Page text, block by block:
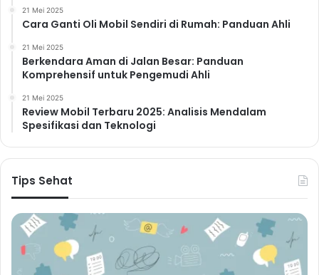
Istirahat yang Cukup
cukup selama bekerja. Berdiri dan berjalan-jalan
sebentar setiap jam untuk meredakan ketegangan otot
menerus duduk di depan komputer selama berjam-
jam.
Hobi dan Aktivitas
Luangkan waktu untuk melakukan hobi dan aktivitas
mengurangi stres dan meningkatkan suasana hati.
Carilah kegiatan yang dapat membantu Anda rileks
dan melepaskan penat setelah seharian bekerja keras.
21 Mei 2025
Cara Ganti Oli Mobil Sendiri di Rumah: Panduan Ahli
21 Mei 2025
Berkendara Aman di Jalan Besar: Panduan
Komprehensif untuk Pengemudi Ahli
21 Mei 2025
Review Mobil Terbaru 2025: Analisis Mendalam
Spesifikasi dan Teknologi
Tips Sehat